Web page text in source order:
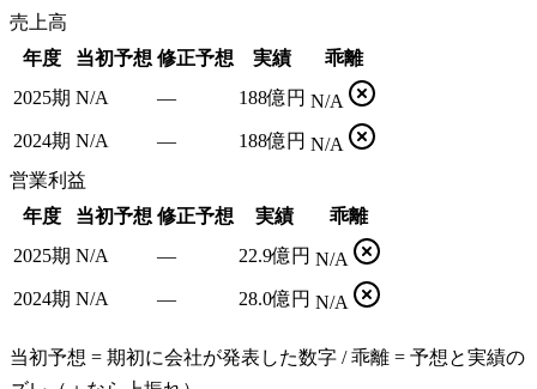
売上高
年度
当初予想 修正予想 実績
乖離
2025期 N/A — 188億円 N/A
2024期 N/A — 188億円 N/A
営業利益
年度
当初予想 修正予想 実績
乖離
2025期 N/A — 22.9億円 N/A
2024期 N/A — 28.0億円 N/A
当初予想 = 期初に会社が発表した数字 / 乖離 = 予想と実績の